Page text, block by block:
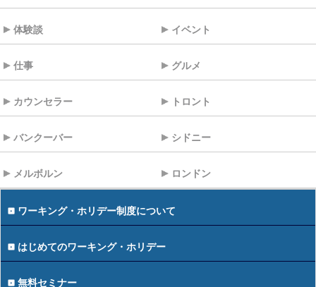
体験談 イベント
仕事 グルメ
カウンセラー トロント
バンクーバー シドニー
メルボルン ロンドン
ワーキング・ホリデー制度について
はじめてのワーキング・ホリデー
無料セミナー